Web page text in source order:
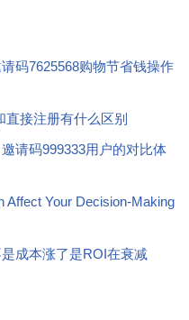
码7625568购物节省钱操作
直接注册有什么区别
请码999333用户的对比体
Affect Your Decision-Making
成本涨了是ROI在衰减